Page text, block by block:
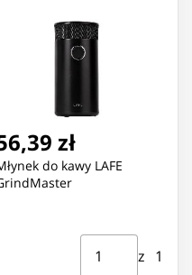
zł
do kawy LAFE
Strona ⁨1⁩ z ⁨1⁩
z ⁨1⁩
Przejdź do strony